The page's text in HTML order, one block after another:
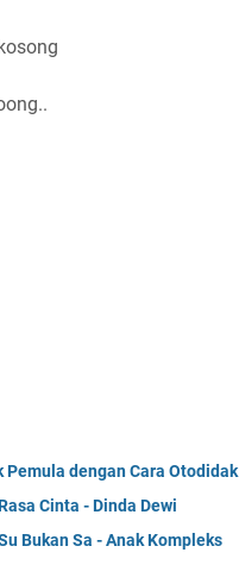
dengan Cara Otodidak
Cinta - Dinda Dewi
Bukan Sa - Anak Kompleks